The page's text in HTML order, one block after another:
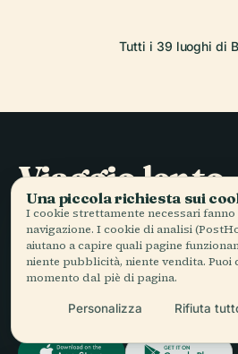
Tutti i 39 luoghi di
Viaggio lento,
raccontato
RESTA AGGIORNATO
Una piccola richiesta sui
I cookie strettamente necessari
navigazione. I cookie di analisi
aiutano a capire quali pagine
niente pubblicità, niente vendita. Puoi
momento dal piè di pagina.
Personalizza Rifiuta